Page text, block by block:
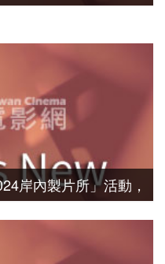
岸內製片所」活動，
止，總獎金共60萬